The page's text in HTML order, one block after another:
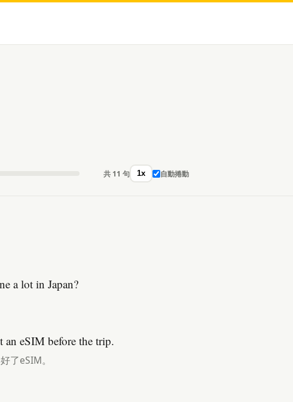
共 11 句 1x 自動捲動
a lot in Japan?
an eSIM before the trip.
了eSIM。